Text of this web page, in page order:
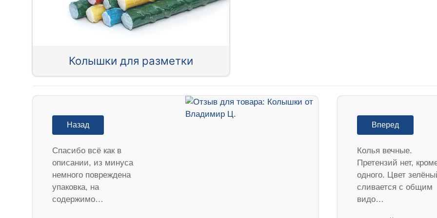
Колышки для разметки
Назад
Спасибо всё как в
описании, из минуса
немного повреждена
упаковка, на
содержимо…
Вперед
Колья вечные.
Претензий нет,
одного. Цвет
сливается с общим
видо…